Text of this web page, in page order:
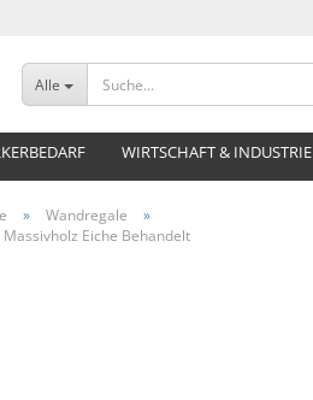
Alle
WIRTSCHAFT & INDUSTRIE
» Wandregale
»
Eiche Behandelt